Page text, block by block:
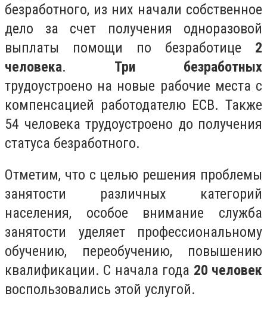
безработного, из них начали собственное
дело за счет получения одноразовой
выплаты помощи по безработице 2
человека. Три безработных
трудоустроено на новые рабочие места с
компенсацией работодателю ЕСВ. Также
54 человека трудоустроено до получения
статуса безработного.
Отметим, что с целью решения проблемы
занятости различных категорий
населения, особое внимание служба
занятости уделяет профессиональному
обучению, переобучению, повышению
квалификации. С начала года 20 человек
воспользовались этой услугой.